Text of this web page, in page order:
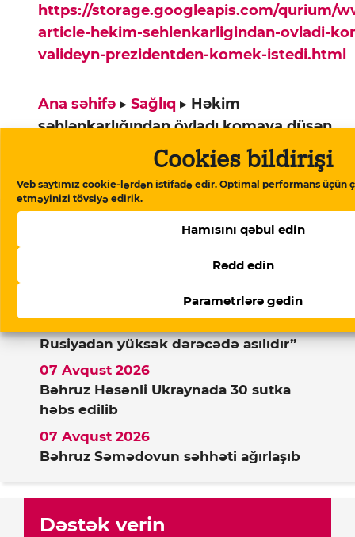
Cookies bildirişi
Veb saytımız cookie-lərdən istifadə edir. Optimal performans üçün
etməyinizi tövsiyə edirik.
Hamısını qəbul edin
Rədd edin
Parametrlərə gedin
https://storage.googleapis.com/qurium/
article-hekim-sehlenkarligindan-ovladi-
valideyn-prezidentden-komek-istedi.html
Ana səhifə ▸ Sağlıq ▸ Həkim
səhlənkarlığından övladı komaya düşən
valideyn Prezidentdən kömək istədi
Beynəlxalq Valyuta Fondu:
“Azərbaycan ərzaq inflyasiyasında
Rusiyadan yüksək dərəcədə asılıdır”
Bəhruz Həsənli Ukraynada 30 sutka
həbs edilib
07 Avqust 2026
Bəhruz Səmədovun səhhəti ağırlaşıb
07 Avqust 2026
Dəstək verin